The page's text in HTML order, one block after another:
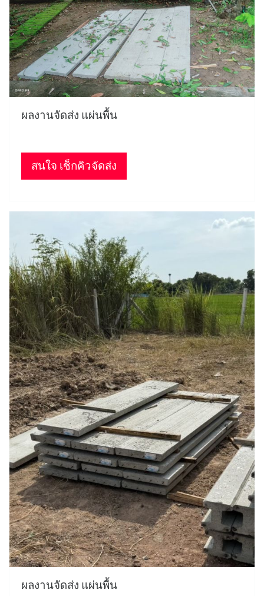
ผลงานจัดส่ง แผ่นพื้น
สนใจ เช็กคิวจัดส่ง
ผลงานจัดส่ง แผ่นพื้น